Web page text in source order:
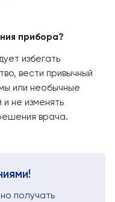
прибора?
избегать
вести привычный
или необычные
не изменять
врача.
получать